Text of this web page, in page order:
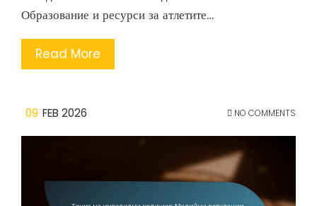
Образование и ресурси за атлетите…
Read More
09 FEB 2026 NO COMMENTS